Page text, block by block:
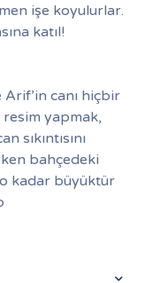
işe koyulurlar.
katıl!
Arif’in canı hiçbir
yapmak,
sıkıntısını
bahçedeki
kadar büyüktür